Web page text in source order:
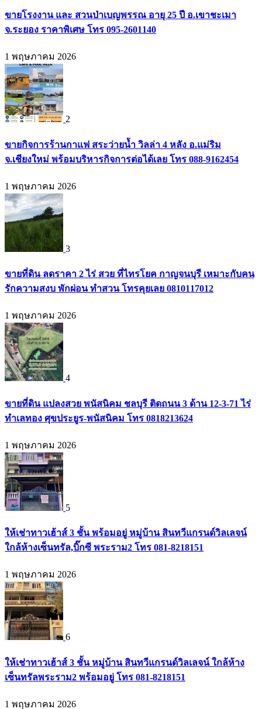
ขายโรงงาน และ สวนป่าเบญพรรณ อายุ 25 ปี อ.เขาชะเมา
จ.ระยอง ราคาพิเศษ โทร 095-2601140
1 พฤษภาคม 2026
2
ขายกิจการร้านกาแฟ สระว่ายน้ำ วิลล่า 4 หลัง อ.แม่ริม
จ.เชียงใหม่ พร้อมบริหารกิจการต่อได้เลย โทร 088-9162454
1 พฤษภาคม 2026
3
ขายที่ดิน ลดราคา 2 ไร่ สวย ที่ไทรโยค กาญจนบุรี เหมาะกับคน
รักความสงบ พักผ่อน ทำสวน โทรคุยเลย 0810117012
1 พฤษภาคม 2026
4
ขายที่ดิน แปลงสวย พนัสนิคม ชลบุรี ติดถนน 3 ด้าน 12-3-71 ไร่
ทำเลทอง ศุขประยูร-พนัสนิคม โทร 0818213624
1 พฤษภาคม 2026
5
ให้เช่าทาวเฮ้าส์ 3 ชั้น พร้อมอยู่ หมู่บ้าน สินทวีแกรนด์วิลเลจน์
ใกล้ห้างเซ็นทรัล,บิ๊กซี พระราม2 โทร 081-8218151
1 พฤษภาคม 2026
6
ให้เช่าทาวเฮ้าส์ 3 ชั้น หมู่บ้าน สินทวีแกรนด์วิลเลจน์ ใกล้ห้าง
เซ็นทรัลพระราม2 พร้อมอยู่ โทร 081-8218151
1 พฤษภาคม 2026